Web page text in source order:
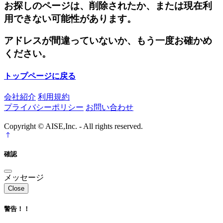
お探しのページは、削除されたか、または現在利
用できない可能性があります。
アドレスが間違っていないか、もう一度お確かめ
ください。
トップページに戻る
会社紹介 利用規約
プライバシーポリシー お問い合わせ
Copyright © AISE,Inc. - All rights reserved.
確認
メッセージ
Close
警告！！